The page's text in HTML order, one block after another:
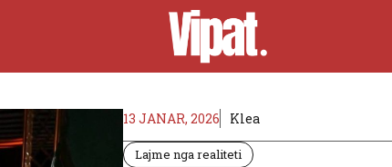
13 JANAR, 2026 Klea
Lajme nga realiteti